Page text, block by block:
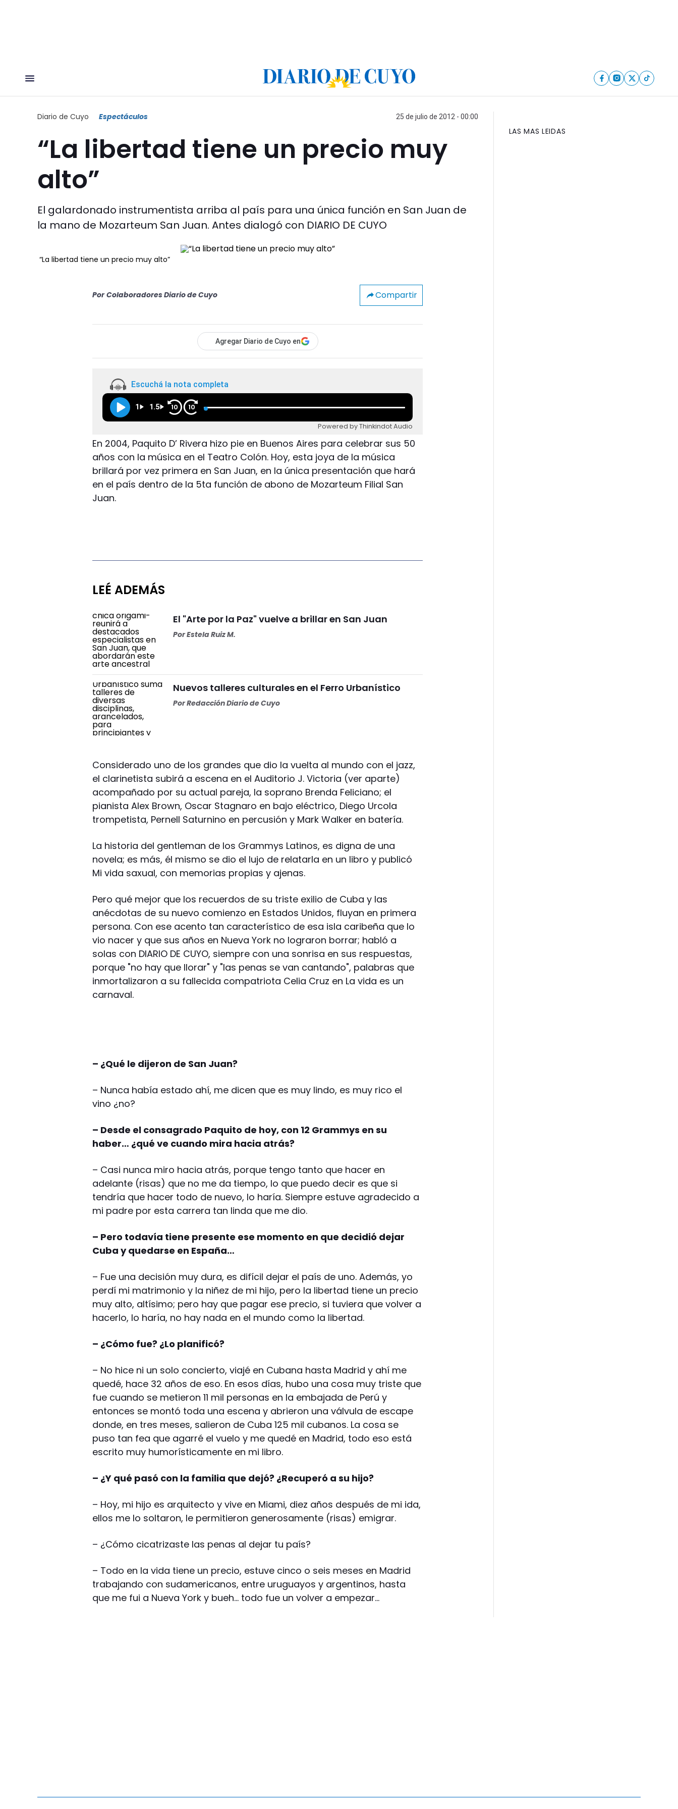
Diario de Cuyo Espectáculos 25 de julio de 2012 - 00:00
“La libertad tiene un precio muy
alto”
El galardonado instrumentista arriba al país para una única función en San Juan de
la mano de Mozarteum San Juan. Antes dialogó con DIARIO DE CUYO
“La libertad tiene un precio muy alto”
Por Colaboradores Diario de Cuyo Compartir
Agregar Diario de Cuyo en
Escuchá la nota completa
1 1.5 10 10
Powered by Thinkindot Audio
En 2004, Paquito D’ Rivera hizo pie en Buenos Aires para celebrar sus 50
años con la música en el Teatro Colón. Hoy, esta joya de la música
brillará por vez primera en San Juan, en la única presentación que hará
en el país dentro de la 5ta función de abono de Mozarteum Filial San
Juan.
LEÉ ADEMÁS
El "Arte por la Paz" vuelve a brillar en San Juan
PorEstela Ruiz M.
Nuevos talleres culturales en el Ferro Urbanístico
PorRedacción Diario de Cuyo
Considerado uno de los grandes que dio la vuelta al mundo con el jazz,
el clarinetista subirá a escena en el Auditorio J. Victoria (ver aparte)
acompañado por su actual pareja, la soprano Brenda Feliciano; el
pianista Alex Brown, Oscar Stagnaro en bajo eléctrico, Diego Urcola
trompetista, Pernell Saturnino en percusión y Mark Walker en batería.
La historia del gentleman de los Grammys Latinos, es digna de una
novela; es más, él mismo se dio el lujo de relatarla en un libro y publicó
Mi vida saxual, con memorias propias y ajenas.
Pero qué mejor que los recuerdos de su triste exilio de Cuba y las
anécdotas de su nuevo comienzo en Estados Unidos, fluyan en primera
persona. Con ese acento tan característico de esa isla caribeña que lo
vio nacer y que sus años en Nueva York no lograron borrar; habló a
solas con DIARIO DE CUYO, siempre con una sonrisa en sus respuestas,
porque "no hay que llorar" y "las penas se van cantando", palabras que
inmortalizaron a su fallecida compatriota Celia Cruz en La vida es un
carnaval.
– ¿Qué le dijeron de San Juan?
– Nunca había estado ahí, me dicen que es muy lindo, es muy rico el
vino ¿no?
– Desde el consagrado Paquito de hoy, con 12 Grammys en su
haber… ¿qué ve cuando mira hacia atrás?
– Casi nunca miro hacia atrás, porque tengo tanto que hacer en
adelante (risas) que no me da tiempo, lo que puedo decir es que si
tendría que hacer todo de nuevo, lo haría. Siempre estuve agradecido a
mi padre por esta carrera tan linda que me dio.
– Pero todavía tiene presente ese momento en que decidió dejar
Cuba y quedarse en España…
– Fue una decisión muy dura, es difícil dejar el país de uno. Además, yo
perdí mi matrimonio y la niñez de mi hijo, pero la libertad tiene un precio
muy alto, altísimo; pero hay que pagar ese precio, si tuviera que volver a
hacerlo, lo haría, no hay nada en el mundo como la libertad.
– ¿Cómo fue? ¿Lo planificó?
– No hice ni un solo concierto, viajé en Cubana hasta Madrid y ahí me
quedé, hace 32 años de eso. En esos días, hubo una cosa muy triste que
fue cuando se metieron 11 mil personas en la embajada de Perú y
entonces se montó toda una escena y abrieron una válvula de escape
donde, en tres meses, salieron de Cuba 125 mil cubanos. La cosa se
puso tan fea que agarré el vuelo y me quedé en Madrid, todo eso está
escrito muy humorísticamente en mi libro.
– ¿Y qué pasó con la familia que dejó? ¿Recuperó a su hijo?
– Hoy, mi hijo es arquitecto y vive en Miami, diez años después de mi ida,
ellos me lo soltaron, le permitieron generosamente (risas) emigrar.
– ¿Cómo cicatrizaste las penas al dejar tu país?
– Todo en la vida tiene un precio, estuve cinco o seis meses en Madrid
trabajando con sudamericanos, entre uruguayos y argentinos, hasta
que me fui a Nueva York y bueh… todo fue un volver a empezar…
LAS MAS LEIDAS